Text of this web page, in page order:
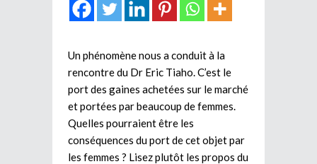
Un phénomène nous a conduit à la
rencontre du Dr Eric Tiaho. C’est le
port des gaines achetées sur le marché
et portées par beaucoup de femmes.
Quelles pourraient être les
conséquences du port de cet objet par
les femmes ? Lisez plutôt les propos du